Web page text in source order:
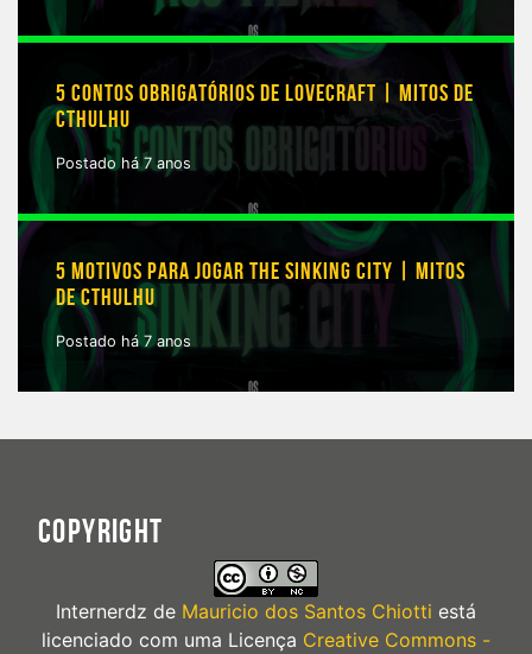
5 CONTOS OBRIGATÓRIOS DE LOVECRAFT | MITOS DE
CTHULHU
Postado há 7 anos
5 MOTIVOS PARA JOGAR THE SINKING CITY | MITOS
DE CTHULHU
Postado há 7 anos
COPYRIGHT
Internerdz de Mauricio dos Santos Chiotti está
licenciado com uma Licença Creative Commons -